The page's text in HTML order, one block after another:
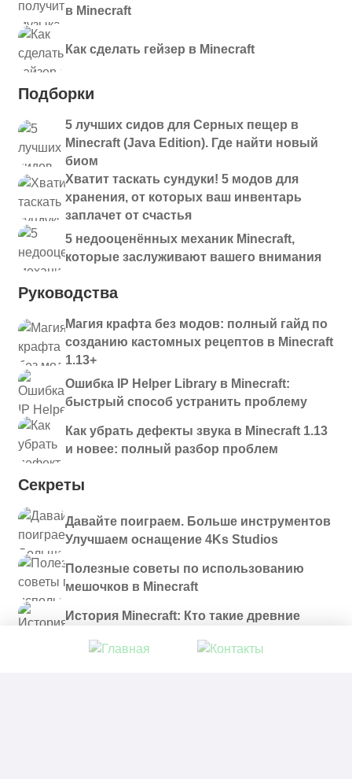
в Minecraft
Как сделать гейзер в Minecraft
Подборки
5 лучших сидов для Серных пещер в
Minecraft (Java Edition). Где найти новый
биом
Хватит таскать сундуки! 5 модов для
хранения, от которых ваш инвентарь
заплачет от счастья
5 недооценённых механик Minecraft,
которые заслуживают вашего внимания
Руководства
Магия крафта без модов: полный гайд по
созданию кастомных рецептов в Minecraft
1.13+
Ошибка IP Helper Library в Minecraft:
быстрый способ устранить проблему
Как убрать дефекты звука в Minecraft 1.13
и новее: полный разбор проблем
Секреты
Давайте поиграем. Больше инструментов
Улучшаем оснащение 4Ks Studios
Полезные советы по использованию
мешочков в Minecraft
История Minecraft: Кто такие древние